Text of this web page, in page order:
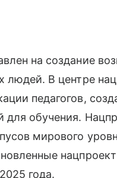
на создание
В центре
педагогов,
для обучения.
мирового
года.